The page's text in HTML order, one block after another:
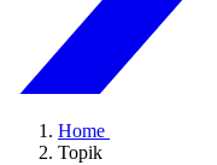
Home
Topik